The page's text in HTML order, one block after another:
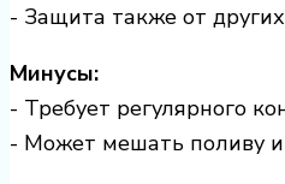
- Защита также от
Минусы:
- Требует регулярного
- Может мешать поливу